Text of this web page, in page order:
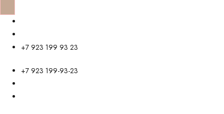
+7 923 199 93 23
+7 923 199-93-23